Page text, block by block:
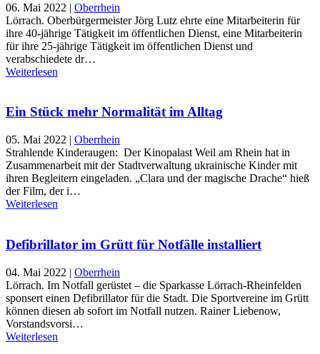
06. Mai 2022 | Oberrhein
Lörrach. Oberbürgermeister Jörg Lutz ehrte eine Mitarbeiterin für
ihre 40-jährige Tätigkeit im öffentlichen Dienst, eine Mitarbeiterin
für ihre 25-jährige Tätigkeit im öffentlichen Dienst und
verabschiedete dr…
Weiterlesen
Ein Stück mehr Normalität im Alltag
05. Mai 2022 | Oberrhein
Strahlende Kinderaugen: Der Kinopalast Weil am Rhein hat in
Zusammenarbeit mit der Stadtverwaltung ukrainische Kinder mit
ihren Begleitern eingeladen. „Clara und der magische Drache“ hieß
der Film, der i…
Weiterlesen
Defibrillator im Grütt für Notfälle installiert
04. Mai 2022 | Oberrhein
Lörrach. Im Notfall gerüstet – die Sparkasse Lörrach-Rheinfelden
sponsert einen Defibrillator für die Stadt. Die Sportvereine im Grütt
können diesen ab sofort im Notfall nutzen. Rainer Liebenow,
Vorstandsvorsi…
Weiterlesen